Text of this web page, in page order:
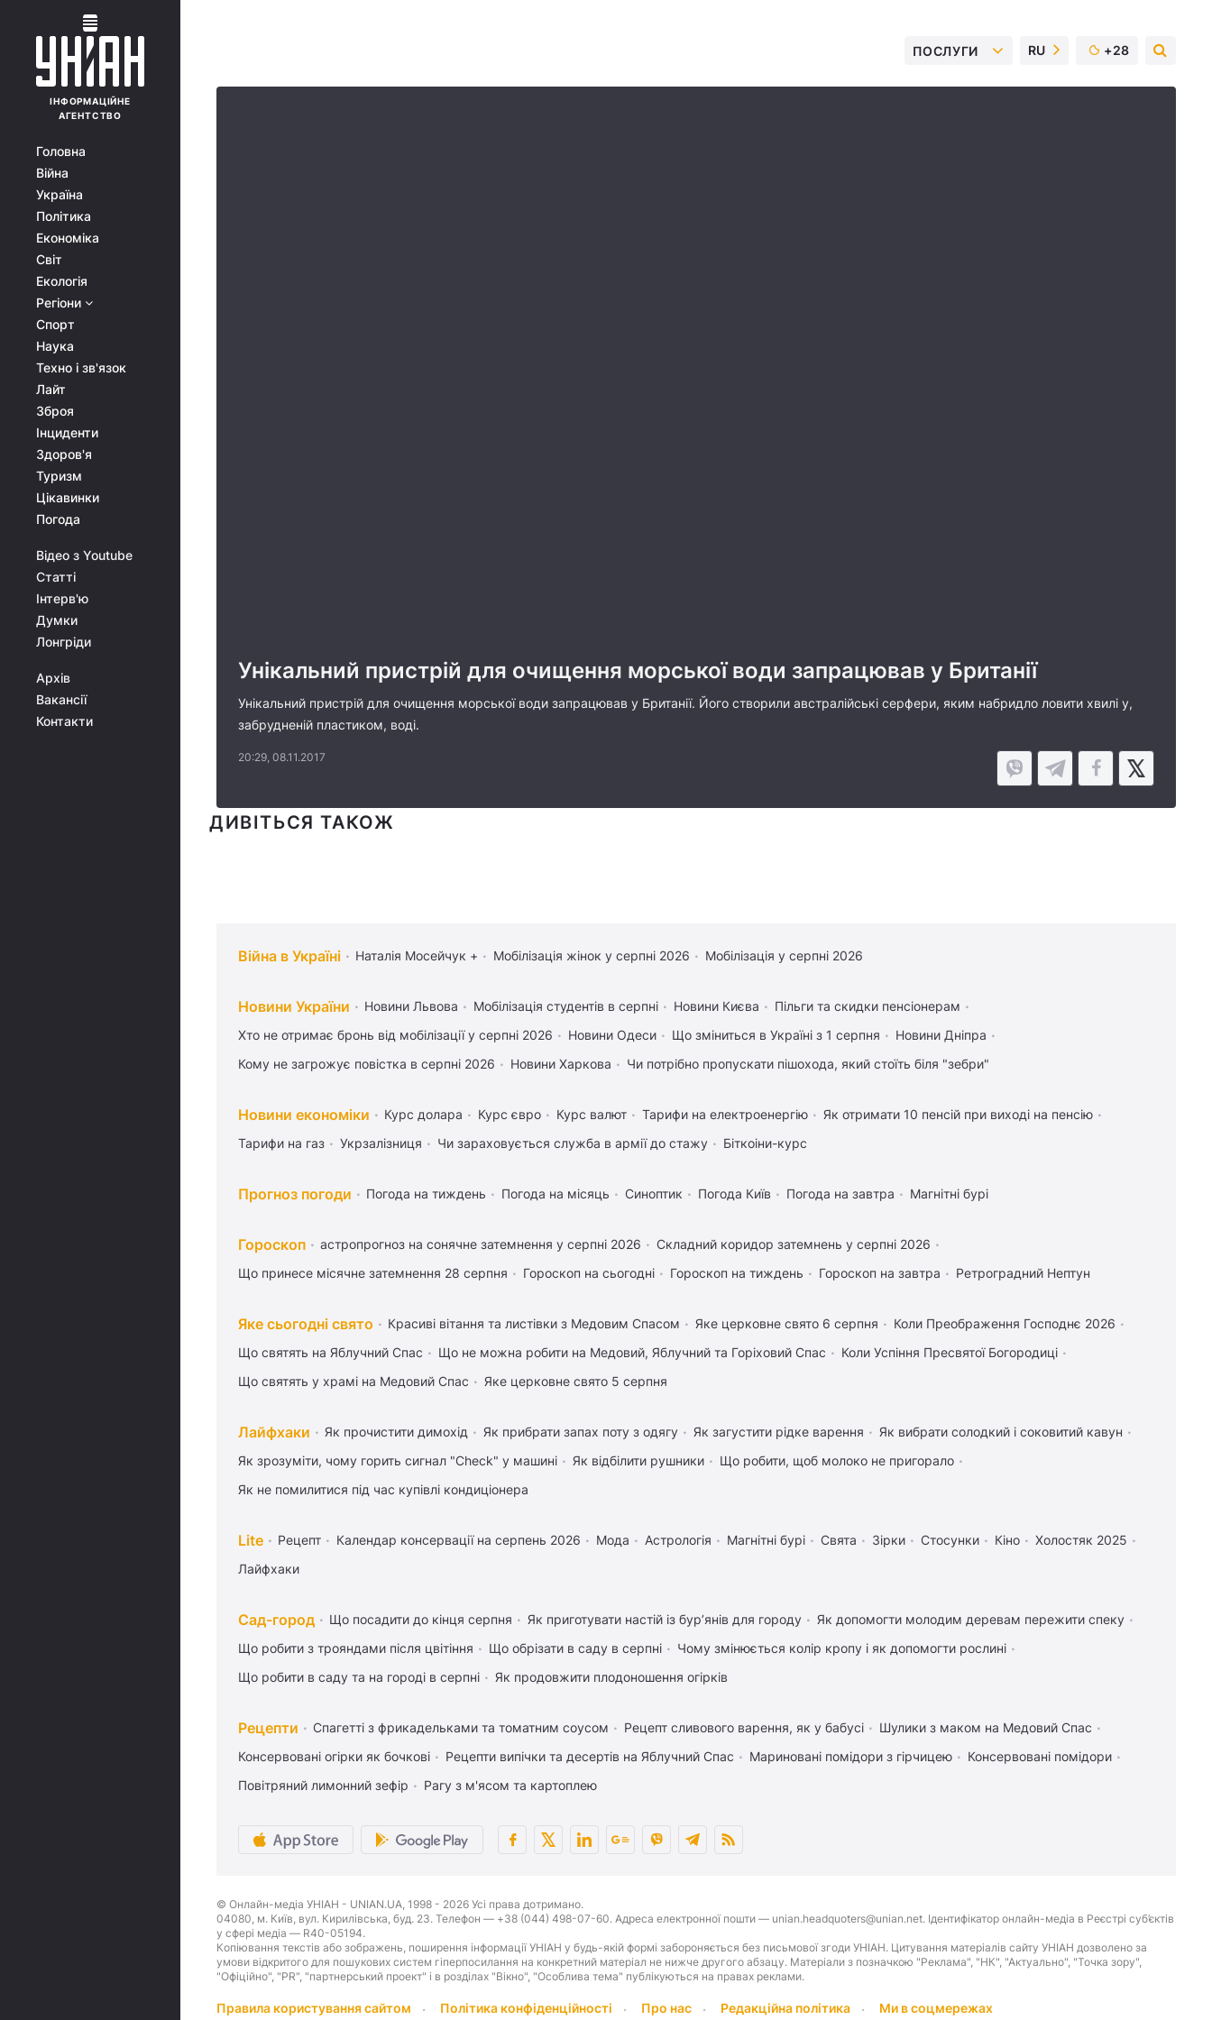
ІНФОРМАЦІЙНЕ
АГЕНТСТВО
Головна
Війна
Україна
Політика
Економіка
Світ
Екологія
Регіони
Спорт
Наука
Техно і зв'язок
Лайт
Зброя
Інциденти
Здоров'я
Туризм
Цікавинки
Погода
Відео з Youtube
Статті
Інтерв'ю
Думки
Лонгріди
Архів
Вакансії
Контакти
ПОСЛУГИ RU +28
Унікальний пристрій для очищення морської води запрацював у Британії
Унікальний пристрій для очищення морської води запрацював у Британії. Його створили австралійські серфери, яким набридло ловити хвилі у,
забрудненій пластиком, воді.
20:29, 08.11.2017
ДИВІТЬСЯ ТАКОЖ
Війна в Україні Наталія Мосейчук + Мобілізація жінок у серпні 2026 Мобілізація у серпні 2026
Новини України Новини Львова Мобілізація студентів в серпні Новини Києва
Пільги та скидки пенсіонерам
Хто не отримає бронь від мобілізації у серпні 2026
Новини Одеси Що зміниться в Україні з 1 серпня
Новини Дніпра
Кому не загрожує повістка в серпні 2026
Новини Харкова Чи потрібно пропускати пішохода, який стоїть біля "зебри"
Новини економіки Курс долара Курс євро Курс валют Тарифи на електроенергію
Як отримати 10 пенсій при виході на пенсію
Тарифи на газ
Укрзалізниця Чи зараховується служба в армії до стажу Біткоіни-курс
Прогноз погоди Погода на тиждень Погода на місяць Синоптик Погода Київ Погода на завтра Магнітні бурі
Гороскоп астропрогноз на сонячне затемнення у серпні 2026
Складний коридор затемнень у серпні 2026
Що принесе місячне затемнення 28 серпня
Гороскоп на сьогодні Гороскоп на тиждень Гороскоп на завтра Ретроградний Нептун
Яке сьогодні свято Красиві вітання та листівки з Медовим Спасом Яке церковне свято 6 серпня
Коли Преображення Господнє 2026
Що святять на Яблучний Спас
Що не можна робити на Медовий, Яблучний та Горіховий Спас
Коли Успіння Пресвятої Богородиці
Що святять у храмі на Медовий Спас
Яке церковне свято 5 серпня
Лайфхаки Як прочистити димохід Як прибрати запах поту з одягу Як загустити рідке варення
Як вибрати солодкий і соковитий кавун
Як зрозуміти, чому горить сигнал "Check" у машині
Як відбілити рушники
Що робити, щоб молоко не пригорало
Як не помилитися під час купівлі кондиціонера
Lite Рецепт Календар консервації на серпень 2026 Мода Астрологія Магнітні бурі Свята Зірки Стосунки Кіно
Холостяк 2025
Лайфхаки
Сад-город Що посадити до кінця серпня Як приготувати настій із бур’янів для городу
Як допомогти молодим деревам пережити спеку
Що робити з трояндами після цвітіння
Що обрізати в саду в серпні
Чому змінюється колір кропу і як допомогти рослині
Що робити в саду та на городі в серпні
Як продовжити плодоношення огірків
Рецепти Спагетті з фрикадельками та томатним соусом Рецепт сливового варення, як у бабусі
Шулики з маком на Медовий Спас
Консервовані огірки як бочкові
Рецепти випічки та десертів на Яблучний Спас Мариновані помідори з гірчицею
Консервовані помідори
Повітряний лимонний зефір
Рагу з м'ясом та картоплею
© Онлайн-медіа УНІАН - UNIAN.UA, 1998 - 2026 Усі права дотримано.
04080, м. Київ, вул. Кирилівська, буд. 23. Телефон — +38 (044) 498-07-60. Адреса електронної пошти — unian.headquoters@unian.net. Ідентифікатор онлайн-медіа в Реєстрі суб’єктів
у сфері медіа — R40-05194.
Копіювання текстів або зображень, поширення інформації УНІАН у будь-якій формі забороняється без письмової згоди УНІАН. Цитування матеріалів сайту УНІАН дозволено за
умови відкритого для пошукових систем гіперпосилання на конкретний матеріал не нижче другого абзацу. Матеріали з позначкою "Реклама", "НК", "Актуально", "Точка зору",
"Офіційно", "PR", "партнерський проект" і в розділах "Вікно", "Особлива тема" публікуються на правах реклами.
Правила користування сайтом Політика конфіденційності Про нас Редакційна політика Ми в соцмережах